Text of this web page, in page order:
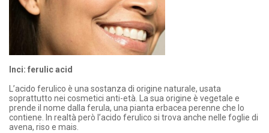
Inci: ferulic acid
L’acido ferulico è una sostanza di origine naturale, usata
soprattutto nei cosmetici anti-età. La sua origine è vegetale e
prende il nome dalla ferula, una pianta erbacea perenne che lo
contiene. In realtà però l’acido ferulico si trova anche nelle foglie di
avena, riso e mais.